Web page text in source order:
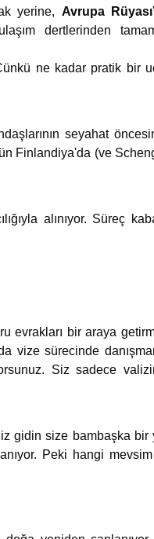
yerine, Avrupa Rüyası
dertlerinden
ne kadar pratik bir
seyahat
Finlandiya'da (ve
alınıyor. Süreç
evrakları bir araya
vize sürecinde
Siz sadece
gidin size bambaşka bir
Peki hangi